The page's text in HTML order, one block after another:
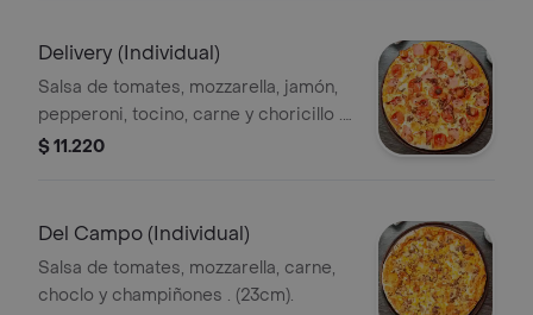
Delivery (Individual)
Salsa de tomates, mozzarella, jamón,
pepperoni, tocino, carne y choricillo .
(23 cm).
$ 11.220
Del Campo (Individual)
Salsa de tomates, mozzarella, carne,
choclo y champiñones . (23cm).